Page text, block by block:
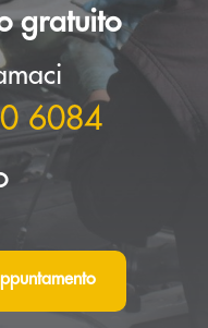
gratuito
6084